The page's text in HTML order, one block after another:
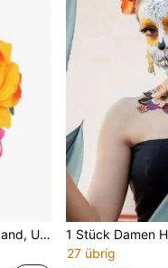
1 Stück Bohemian Stil Haarband, Urlaubskostüm Accessoire, verrückte Party Kopfschmuck, Sommer Polyester rot-orange gekräuselter Rand Kunstrose Blume Haarband, Samt Kunstblume Haarspange, mexikanischer Stil Haarschmuck Haarreif, Reise, Geburtstag
27 übrig